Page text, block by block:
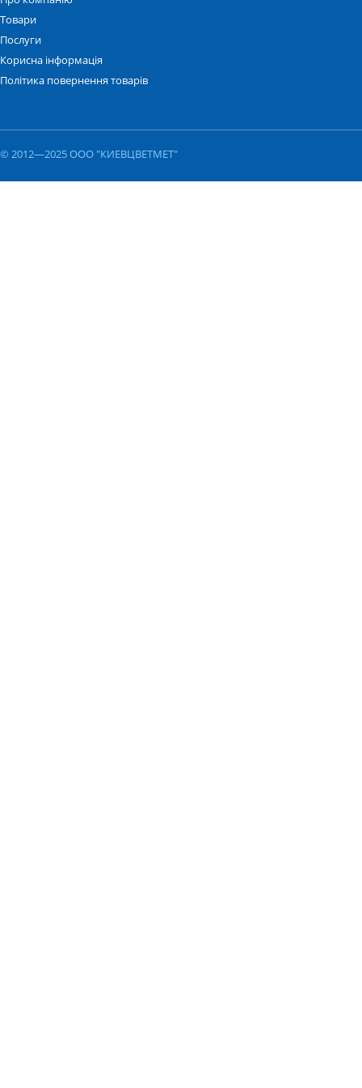
Товари
Послуги
Корисна інформація
Політика повернення товарів
© 2012—2025 ООО "КИЕВЦВЕТМЕТ"